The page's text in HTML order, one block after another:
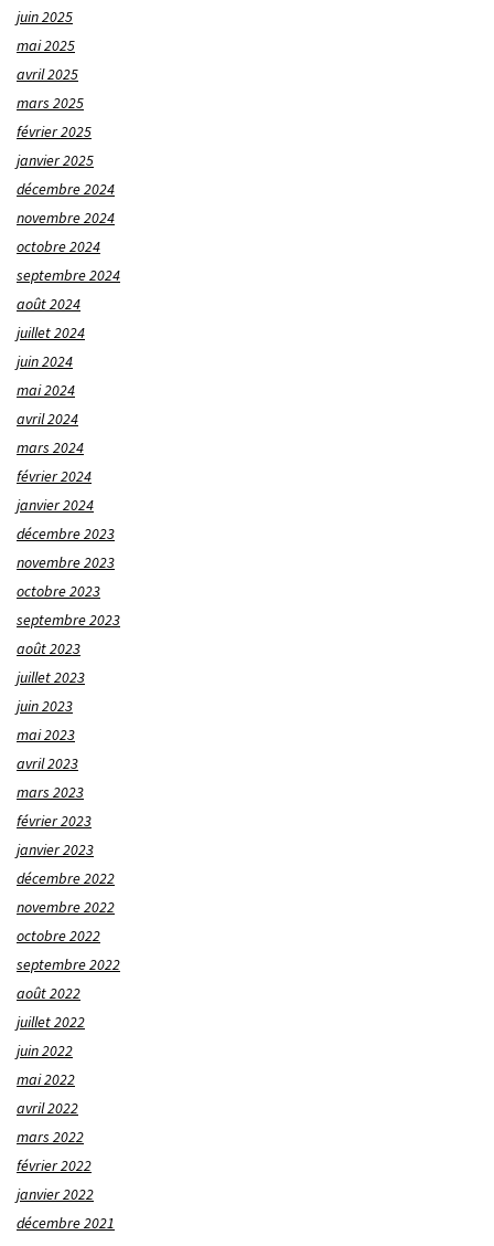
juin 2025
mai 2025
avril 2025
mars 2025
février 2025
janvier 2025
décembre 2024
novembre 2024
octobre 2024
septembre 2024
août 2024
juillet 2024
juin 2024
mai 2024
avril 2024
mars 2024
février 2024
janvier 2024
décembre 2023
novembre 2023
octobre 2023
septembre 2023
août 2023
juillet 2023
juin 2023
mai 2023
avril 2023
mars 2023
février 2023
janvier 2023
décembre 2022
novembre 2022
octobre 2022
septembre 2022
août 2022
juillet 2022
juin 2022
mai 2022
avril 2022
mars 2022
février 2022
janvier 2022
décembre 2021